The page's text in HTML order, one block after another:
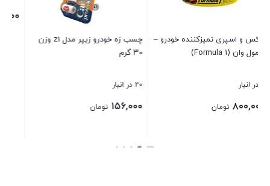
چسب زه خودرو زیپر مدل z1 وزن
بستن
۳۵,۰۰۰